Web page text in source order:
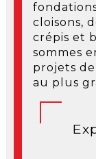
cloisons,
crépis et
sommes
projets
au plus